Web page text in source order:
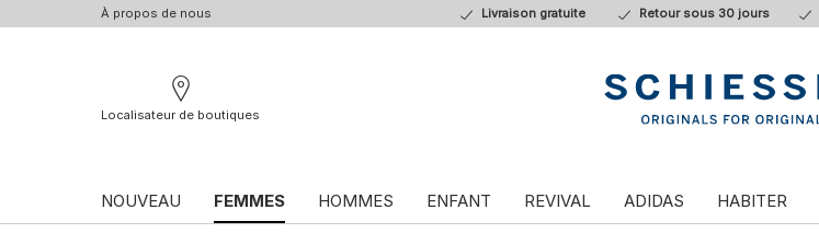
À propos de nous Livraison gratuite Retour sous 30 jours
Localisateur de boutiques
NOUVEAU FEMMES HOMMES ENFANT REVIVAL ADIDAS HABITER